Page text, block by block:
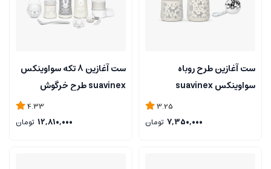
ست آغازین طرح روباه
سواوینکس suavinex
3.25
7,350,000 تومان
ست آغازین 8 تکه سواوینکس
suavinex طرح خرگوش
4.33
12,810,000 تومان